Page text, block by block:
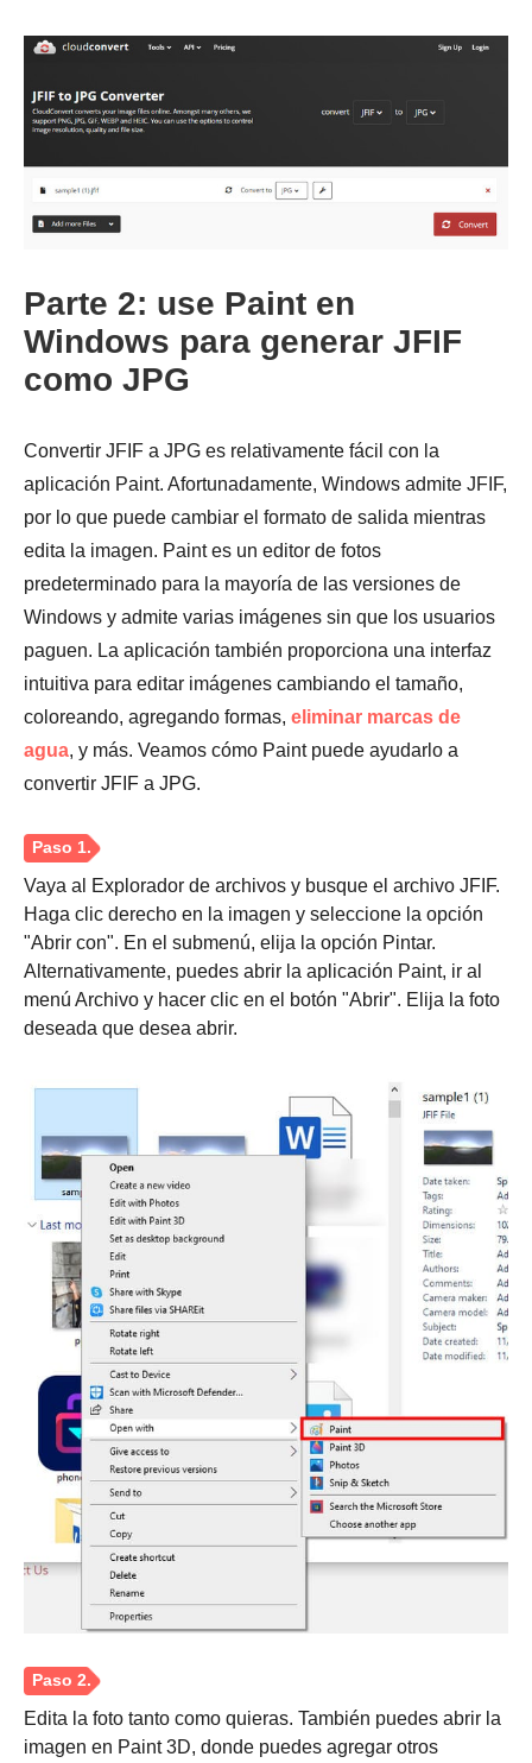
Paso 1.
Paso 2.
Parte 2: use Paint en
Windows para generar JFIF
como JPG
Convertir JFIF a JPG es relativamente fácil con la
aplicación Paint. Afortunadamente, Windows admite JFIF,
por lo que puede cambiar el formato de salida mientras
edita la imagen. Paint es un editor de fotos
predeterminado para la mayoría de las versiones de
Windows y admite varias imágenes sin que los usuarios
paguen. La aplicación también proporciona una interfaz
intuitiva para editar imágenes cambiando el tamaño,
coloreando, agregando formas, eliminar marcas de
agua, y más. Veamos cómo Paint puede ayudarlo a
convertir JFIF a JPG.
Vaya al Explorador de archivos y busque el archivo JFIF.
Haga clic derecho en la imagen y seleccione la opción
"Abrir con". En el submenú, elija la opción Pintar.
Alternativamente, puedes abrir la aplicación Paint, ir al
menú Archivo y hacer clic en el botón "Abrir". Elija la foto
deseada que desea abrir.
Edita la foto tanto como quieras. También puedes abrir la
imagen en Paint 3D, donde puedes agregar otros